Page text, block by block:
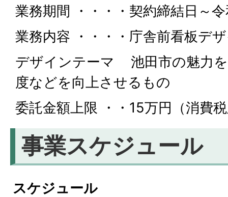
業務期間 ・・・・契約締結日～
業務内容 ・・・・庁舎前看板デ
デザインテーマ 池田市の魅力を
度などを向上させるもの
委託金額上限 ・・15万円（消費
事業スケジュール
スケジュール